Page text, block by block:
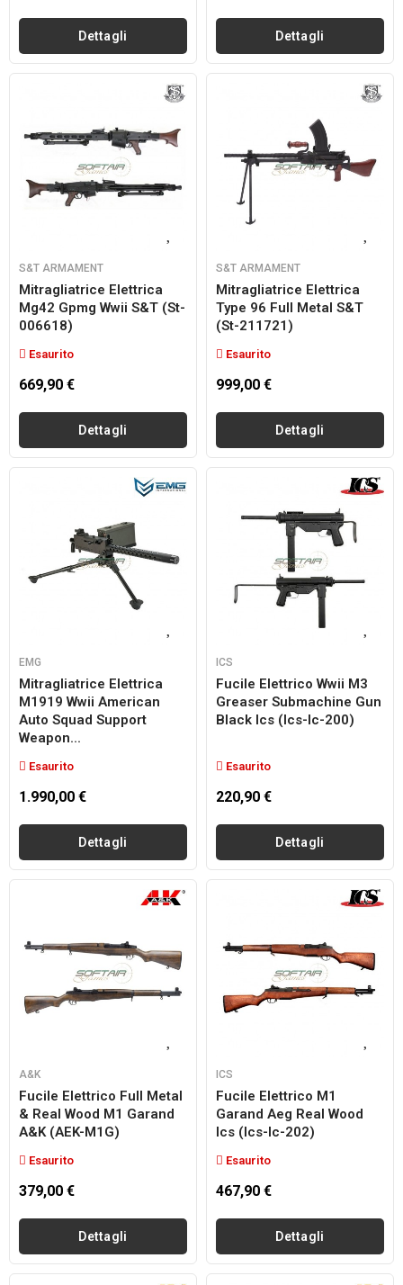
Dettagli Dettagli
S&T ARMAMENT
Mitragliatrice Elettrica
Mg42 Gpmg Wwii S&t (st-
006618)
Esaurito
669,90 €
Dettagli
S&T ARMAMENT
Mitragliatrice Elettrica
Type 96 Full Metal S&t
(st-211721)
Esaurito
999,00 €
Dettagli
EMG
Mitragliatrice Elettrica
M1919 Wwii American
Auto Squad Support
Weapon...
Esaurito
1.990,00 €
Dettagli
ICS
Fucile Elettrico Wwii M3
Greaser Submachine Gun
Black Ics (ics-Ic-200)
Esaurito
220,90 €
Dettagli
A&K
Fucile Elettrico Full Metal
& Real Wood M1 Garand
A&K (AEK-M1G)
Esaurito
379,00 €
Dettagli
ICS
Fucile Elettrico M1
Garand Aeg Real Wood
Ics (ics-Ic-202)
Esaurito
467,90 €
Dettagli